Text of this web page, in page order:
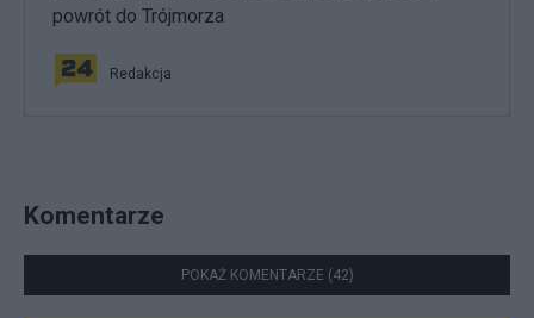
powrót do Trójmorza
Redakcja
Komentarze
POKAŻ KOMENTARZE (42)